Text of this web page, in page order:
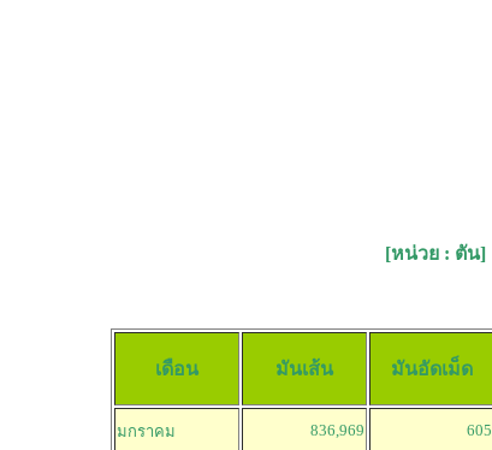
อก ปี 2557
ย : ตัน]
เดือน มันเส้น มันอัดเม็ด
มกราคม 836,969 605